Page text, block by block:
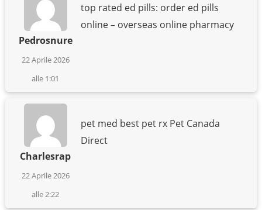
Pedrosnure
22 Aprile 2026
alle 1:01
top rated ed pills: order ed pills
online – overseas online pharmacy
Charlesrap
22 Aprile 2026
alle 2:22
pet med best pet rx Pet Canada
Direct